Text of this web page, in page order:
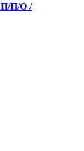
П/О /